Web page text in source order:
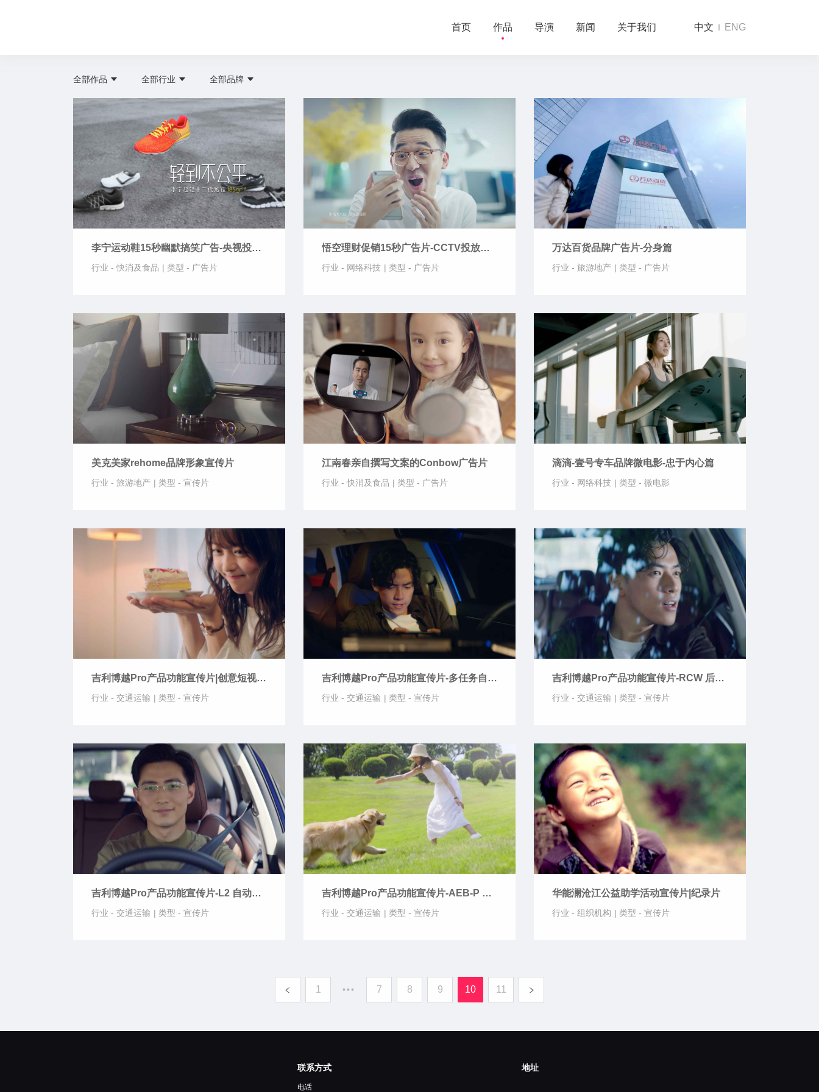
首页 作品 导演 新闻 关于我们 中文 ENG
全部作品 全部行业 全部品牌
李宁运动鞋15秒幽默搞笑广告-央视投放
版！
行业 - 快消及食品 | 类型 - 广告片
悟空理财促销15秒广告片-CCTV投放视
频广告
行业 - 网络科技 | 类型 - 广告片
万达百货品牌广告片-分身篇
行业 - 旅游地产 | 类型 - 广告片
美克美家rehome品牌形象宣传片
行业 - 旅游地产 | 类型 - 宣传片
江南春亲自撰写文案的Conbow广告片
行业 - 快消及食品 | 类型 - 广告片
滴滴-壹号专车品牌微电影-忠于内心篇
行业 - 网络科技 | 类型 - 微电影
吉利博越Pro产品功能宣传片|创意短视
频-导航联动
行业 - 交通运输 | 类型 - 宣传片
吉利博越Pro产品功能宣传片-多任务自定
义同屏操作
行业 - 交通运输 | 类型 - 宣传片
吉利博越Pro产品功能宣传片-RCW 后方
碰撞预警
行业 - 交通运输 | 类型 - 宣传片
吉利博越Pro产品功能宣传片-L2 自动驾
驶
行业 - 交通运输 | 类型 - 宣传片
吉利博越Pro产品功能宣传片-AEB-P 城
市预碰撞安全系统
行业 - 交通运输 | 类型 - 宣传片
华能澜沧江公益助学活动宣传片|纪录片
行业 - 组织机构 | 类型 - 宣传片
1 ••• 7 8 9 10 11
联系方式
电话
地址